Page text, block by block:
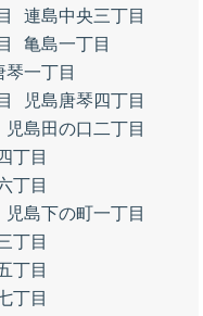
連島中央三丁目
亀島一丁目
琴一丁目
児島唐琴四丁目
児島田の口二丁目
丁目
丁目
児島下の町一丁目
丁目
丁目
丁目